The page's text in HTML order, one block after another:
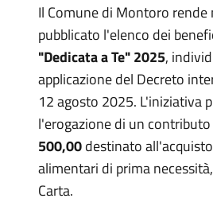
Il Comune di Montoro rende
pubblicato l'elenco dei
"Dedicata a Te" 2025,
applicazione del Decreto
12 agosto 2025. L'iniziativa
l'erogazione di un
500,00destinato
alimentari di prima
Carta.